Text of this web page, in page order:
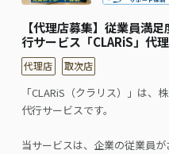
【代理店募集】従業員満
行サービス「CLARiS」代
代理店 取次店
「CLARiS（クラリス）」は、
代行サービスです。
当サービスは、企業の従業員